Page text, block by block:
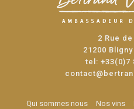
2 Rue
21200
tel: +33(0)7
Qui sommes nous Nos vins